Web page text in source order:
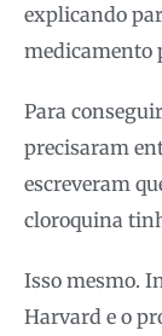
explicando
medicamento
Para
precisaram
escreveram
cloroquina
Isso mesmo.
Harvard e o